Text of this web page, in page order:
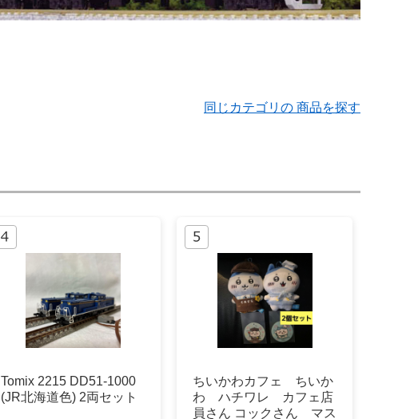
同じカテゴリの 商品を探す
Tomix 2215 DD51-1000
(JR北海道色) 2両セット
ちいかわカフェ ちいか
わ ハチワレ カフェ店
員さん コックさん マス